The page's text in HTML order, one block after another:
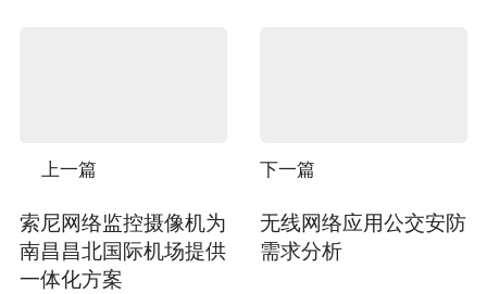
上一篇
索尼网络监控摄像机为
南昌昌北国际机场提供
一体化方案
下一篇
无线网络应用公交安防
需求分析